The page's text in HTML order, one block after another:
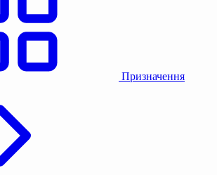
Призначення